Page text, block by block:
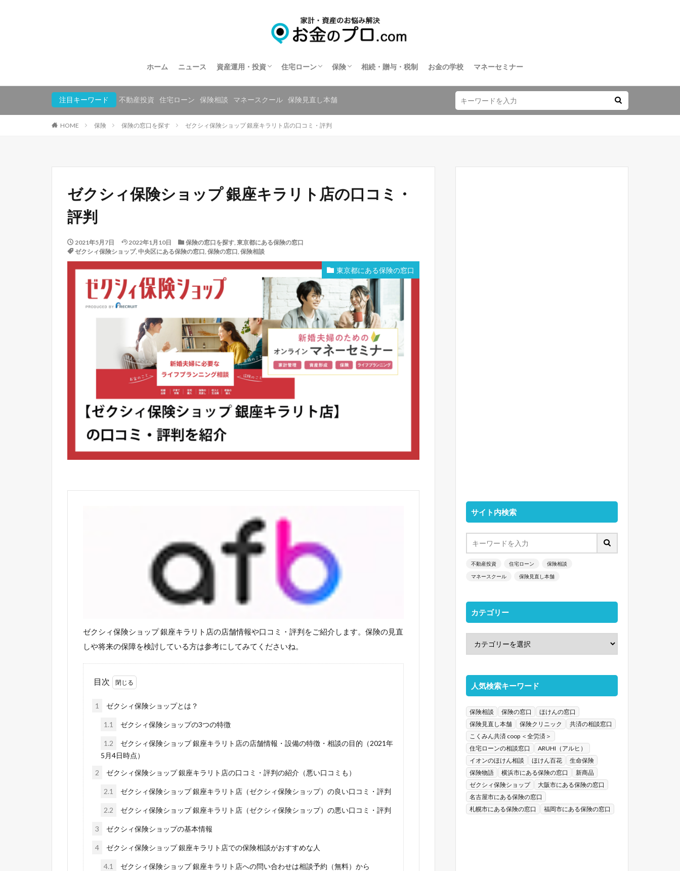
ホーム ニュース 資産運用・投資
不動産投資
住宅ローン
住宅ローン相談
住宅ローンの相談窓口を探す
保険
保険相談
保険の窓口を探す
共済の相談窓口を探す
相続・贈与・税制 お金の学校 マネーセミナー
注目キーワード 不動産投資 住宅ローン 保険相談 マネースクール 保険見直し本舗
HOME 保険 保険の窓口を探す ゼクシィ保険ショップ 銀座キラリト店の口コミ・評判
ゼクシィ保険ショップ 銀座キラリト店の口コミ・
評判
2021年5月7日 2022年1月10日 保険の窓口を探す, 東京都にある保険の窓口
ゼクシィ保険ショップ, 中央区にある保険の窓口, 保険の窓口, 保険相談
東京都にある保険の窓口
ゼクシィ保険ショップ 銀座キラリト店の店舗情報や口コミ・評判をご紹介します。保険の見直
しや将来の保障を検討している方は参考にしてみてくださいね。
目次
1 ゼクシィ保険ショップとは？
1.1 ゼクシィ保険ショップの3つの特徴
1.2
ゼクシィ保険ショップ 銀座キラリト店の店舗情報・設備の特徴・相談の目的（2021年
5月4日時点）
2
ゼクシィ保険ショップ 銀座キラリト店の口コミ・評判の紹介（悪い口コミも）
2.1 ゼクシィ保険ショップ 銀座キラリト店（ゼクシィ保険ショップ）の良い口コミ・評判
2.2 ゼクシィ保険ショップ 銀座キラリト店（ゼクシィ保険ショップ）の悪い口コミ・評判
3 ゼクシィ保険ショップの基本情報
4 ゼクシィ保険ショップ 銀座キラリト店での保険相談がおすすめな人
4.1 ゼクシィ保険ショップ 銀座キラリト店への問い合わせは相談予約（無料）から
サイト内検索
不動産投資 住宅ローン 保険相談
マネースクール 保険見直し本舗
カテゴリー
人気検索キーワード
保険相談 保険の窓口
ほけんの窓口
保険見直し本舗
保険クリニック
共済の相談窓口
こくみん共済 coop ＜全労済＞
住宅ローンの相談窓口
ARUHI（アルヒ）
イオンのほけん相談
ほけん百花
生命保険
保険物語
横浜市にある保険の窓口
新商品
ゼクシィ保険ショップ
大阪市にある保険の窓口
名古屋市にある保険の窓口
札幌市にある保険の窓口
福岡市にある保険の窓口